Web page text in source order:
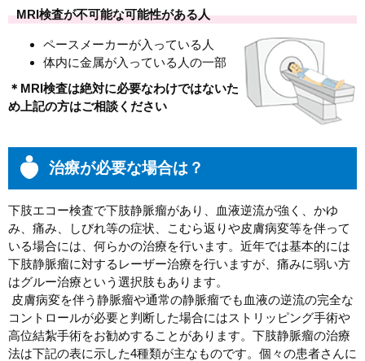
MRI検査が不可能な可能性がある人
ペースメーカーが入っている人
体内に金属が入っている人の一部
＊MRI検査は絶対に必要なわけではないた
め上記の方はご相談ください
治療が必要な場合は？
下肢エコー検査で下肢静脈瘤があり、血液逆流が強く、かゆ
み、痛み、しびれ等の症状、こむら返りや皮膚病変等を伴って
いる場合には、何らかの治療を行います。近年では基本的には
下肢静脈瘤に対するレーザー治療を行いますが、痛みに弱い方
はグルー治療という選択肢もあります。
皮膚病変を伴う静脈瘤や通常の静脈瘤でも血液の逆流の完全な
コントロールが必要と判断した場合にはストリッピング手術や
高位結紮手術をお勧めすることがあります。下肢静脈瘤の治療
法は下記の表に示した4種類が主なものです。個々の患者さんに